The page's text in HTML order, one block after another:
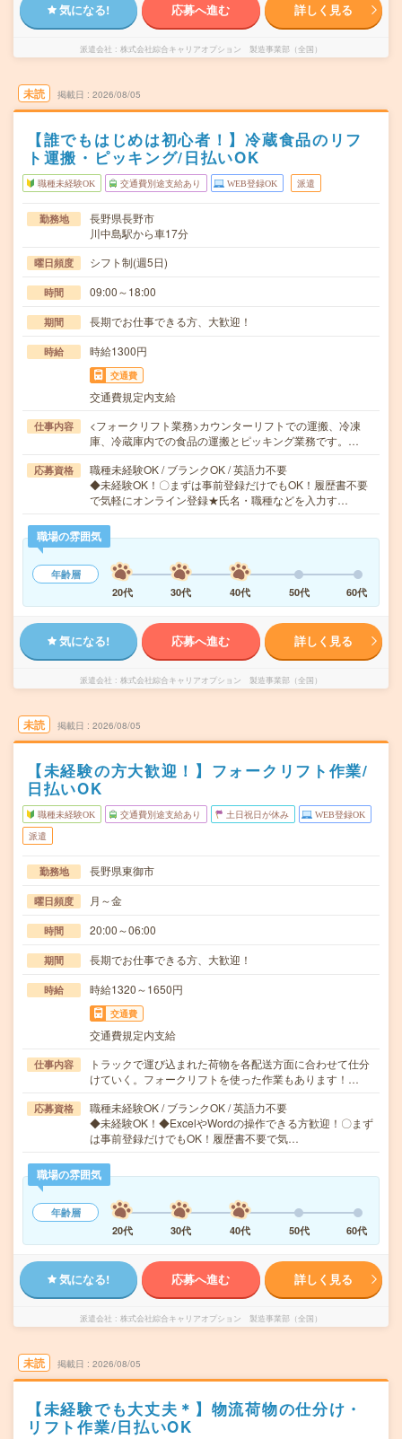
気になる! 応募へ進む 詳しく見る
派遣会社 株式会社綜合キャリアオプション 製造事業部（全国）
未読 掲載日 2026/08/05
【誰でもはじめは初心者！】冷蔵食品のリフ
ト運搬・ピッキング/日払いOK
職種未経験OK 交通費別途支給あり WEB登録OK 派遣
勤務地
長野県長野市
川中島駅から車17分
曜日頻度 シフト制(週5日)
時間 09:00～18:00
期間 長期でお仕事できる方、大歓迎！
時給 時給1300円
交通費
交通費規定内支給
仕事内容
<フォークリフト業務>カウンターリフトでの運搬、冷凍
庫、冷蔵庫内での食品の運搬とピッキング業務です。…
応募資格
職種未経験OK / ブランクOK / 英語力不要
◆未経験OK！〇まずは事前登録だけでもOK！履歴書不要
で気軽にオンライン登録★氏名・職種などを入力す…
職場の雰囲気
年齢層
20代
30代 40代 50代 60代
気になる! 応募へ進む 詳しく見る
派遣会社 株式会社綜合キャリアオプション 製造事業部（全国）
未読 掲載日 2026/08/05
【未経験の方大歓迎！】フォークリフト作業/
日払いOK
職種未経験OK 交通費別途支給あり 土日祝日が休み WEB登録OK
派遣
勤務地 長野県東御市
曜日頻度 月～金
時間 20:00～06:00
期間 長期でお仕事できる方、大歓迎！
時給 時給1320～1650円
交通費
交通費規定内支給
仕事内容
トラックで運び込まれた荷物を各配送方面に合わせて仕分
けていく。フォークリフトを使った作業もあります！…
応募資格
職種未経験OK / ブランクOK / 英語力不要
◆未経験OK！◆ExcelやWordの操作できる方歓迎！〇まず
は事前登録だけでもOK！履歴書不要で気…
職場の雰囲気
年齢層
20代
30代 40代 50代 60代
気になる! 応募へ進む 詳しく見る
派遣会社 株式会社綜合キャリアオプション 製造事業部（全国）
未読 掲載日 2026/08/05
【未経験でも大丈夫＊】物流荷物の仕分け・
リフト作業/日払いOK